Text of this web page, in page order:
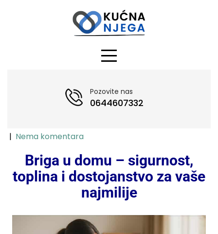
Pozovite nas
0644607332
| Nema komentara
Briga u domu – sigurnost,
toplina i dostojanstvo za vaše
najmilije